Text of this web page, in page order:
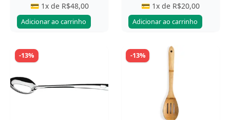
💳 1x de R$48,00
Adicionar ao carrinho
💳 1x de R$20,00
Adicionar ao carrinho
-13% -13%